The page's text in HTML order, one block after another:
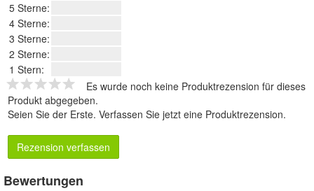
5 Sterne:
4 Sterne:
3 Sterne:
2 Sterne:
1 Stern:
Es wurde noch keine Produktrezension für dieses
Produkt abgegeben.
Seien Sie der Erste. Verfassen Sie jetzt eine Produktrezension.
Rezension verfassen
Bewertungen